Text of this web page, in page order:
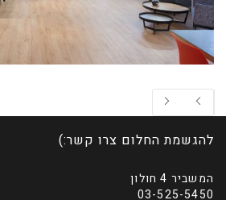
להגשמת החלום צרו קשר:)
המשביר 4 חולון
03-525-5450